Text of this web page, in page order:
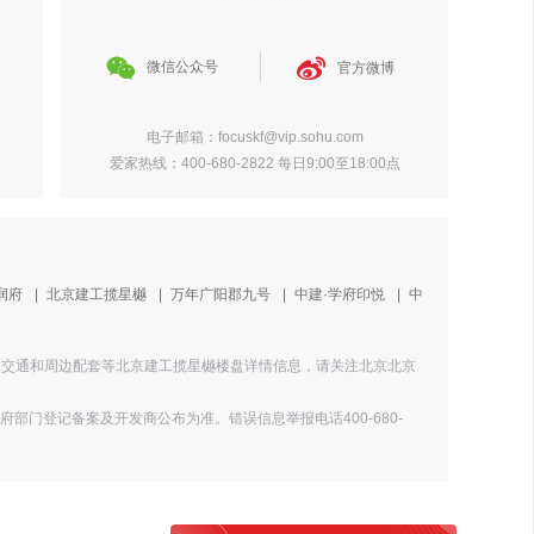
 微信公众号  官方微博
电子邮箱：focuskf@vip.sohu.com
爱家热线：400-680-2822 每日9:00至18:00点
府 北京建工揽星樾 万年广阳郡九号 中建·学府印悦
中
通和周边配套等北京建工揽星樾楼盘详情信息，请关注北京北京
部门登记备案及开发商公布为准。错误信息举报电话400-680-